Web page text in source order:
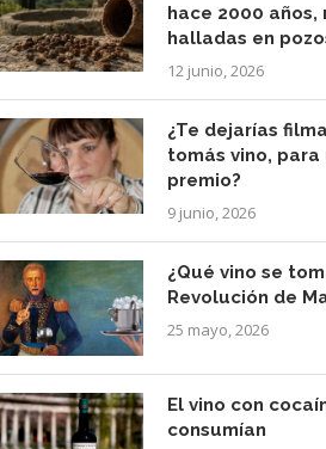
hace 2000
halladas en
12 junio, 2026
¿Te dejarías
tomás vino,
premio?
9 junio, 2026
¿Qué vino se
Revolución de
25 mayo, 2026
El vino con
consumían